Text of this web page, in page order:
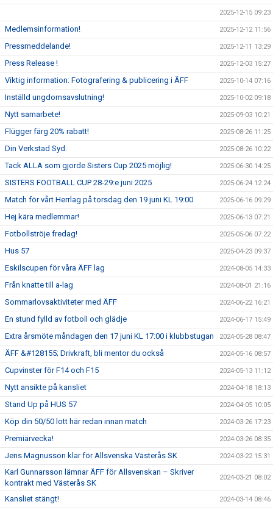
2025-12-15 09:23
Medlemsinformation! 2025-12-12 11:56
Pressmeddelande! 2025-12-11 13:29
Press Release ! 2025-12-03 15:27
Viktig information: Fotografering & publicering i ÄFF 2025-10-14 07:16
Inställd ungdomsavslutning! 2025-10-02 09:18
Nytt samarbete! 2025-09-03 10:21
Flügger färg 20% rabatt! 2025-08-26 11:25
Din Verkstad Syd. 2025-08-26 10:22
Tack ALLA som gjorde Sisters Cup 2025 möjlig! 2025-06-30 14:25
SISTERS FOOTBALL CUP 28-29:e juni 2025 2025-06-24 12:24
Match för vårt Herrlag på torsdag den 19 juni KL 19:00 2025-06-16 09:29
Hej kära medlemmar! 2025-06-13 07:21
Fotbollströje fredag! 2025-05-06 07:22
Hus 57 2025-04-23 09:37
Eskilscupen för våra ÄFF lag 2024-08-05 14:33
Från knatte till a-lag 2024-08-01 21:16
Sommarlovsaktiviteter med ÄFF 2024-06-22 16:21
En stund fylld av fotboll och glädje 2024-06-17 15:49
Extra årsmöte måndagen den 17 juni KL 17:00 i klubbstugan 2024-05-28 08:47
ÄFF &#128155; Drivkraft, bli mentor du också 2024-05-16 08:57
Cupvinster för F14 och F15 2024-05-13 11:12
Nytt ansikte på kansliet 2024-04-18 18:13
Stand Up på HUS 57 2024-04-05 10:05
Köp din 50/50 lott här redan innan match 2024-03-26 17:23
Premiärvecka! 2024-03-26 08:35
Jens Magnusson klar för Allsvenska Västerås SK 2024-03-22 15:31
Karl Gunnarsson lämnar ÄFF för Allsvenskan – Skriver
kontrakt med Västerås SK
2024-03-21 08:02
Kansliet stängt! 2024-03-14 08:46